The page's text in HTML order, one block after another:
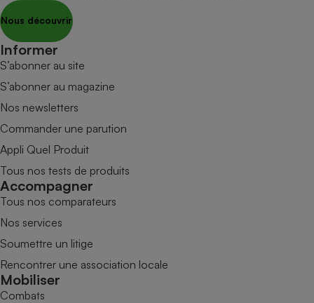
Nous découvrir
Informer
S’abonner au site
S’abonner au magazine
Nos newsletters
Commander une parution
Appli Quel Produit
Tous nos tests de produits
Accompagner
Tous nos comparateurs
Nos services
Soumettre un litige
Rencontrer une association locale
Mobiliser
Combats